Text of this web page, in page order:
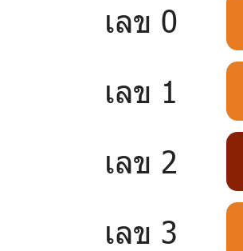
เลข 0
เลข 1
เลข 2
เลข 3